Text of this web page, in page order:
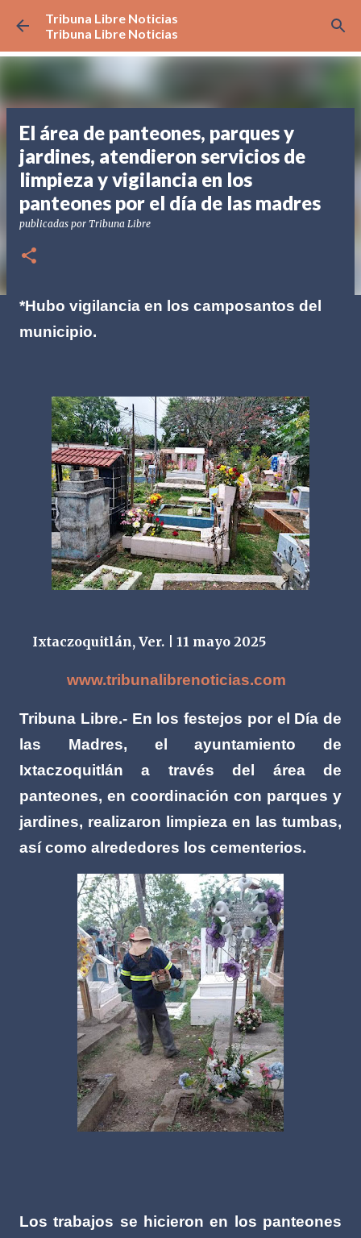
Ir al contenido principal
Tribuna Libre Noticias
Tribuna Libre Noticias
El área de panteones, parques y
jardines, atendieron servicios de
limpieza y vigilancia en los
panteones por el día de las madres
publicadas por Tribuna Libre
*Hubo vigilancia en los camposantos del
municipio.
Ixtaczoquitlán, Ver. | 11 mayo 2025
www.tribunalibrenoticias.com
Tribuna Libre.- En los festejos por el Día de
las Madres, el ayuntamiento de
Ixtaczoquitlán a través del área de
panteones, en coordinación con parques y
jardines, realizaron limpieza en las tumbas,
así como alrededores los cementerios.
Los trabajos se hicieron en los panteones